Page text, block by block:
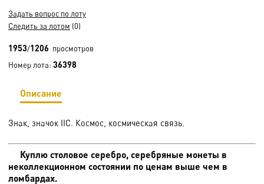
Задать вопрос по лоту
Следить за лотом (0)
1953/1206 просмотров
Номер лота: 36398
Описание
Знак, значок IIC. Космос, космическая связь.
Куплю столовое серебро, серебряные монеты в
неколлекционном состоянии по ценам выше чем в
ломбардах.